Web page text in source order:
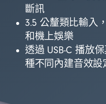
斷訊
3.5 公釐類比輸入
和機上娛樂
透過 USB-C 播放
種不同內建音效設